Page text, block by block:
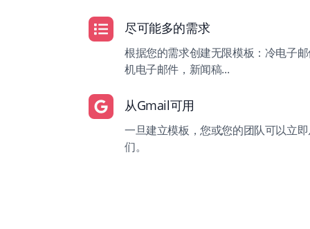
尽可能多的需求
根据您的需求创建无限模板：冷电子
机电子邮件，新闻稿...
从Gmail可用
一旦建立模板，您或您的团队可以立
们。